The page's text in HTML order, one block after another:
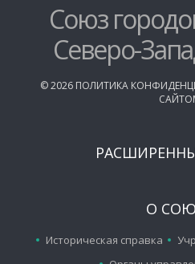
Союз
Северо-
©2026 ПОЛИТИКА
О
Историческая справка